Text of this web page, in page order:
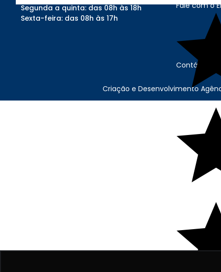
Segunda a quinta: das 08h às 18h
Sexta-feira: das 08h às 17h
Fale com o
Contábil
Criação e Desenvolvimento